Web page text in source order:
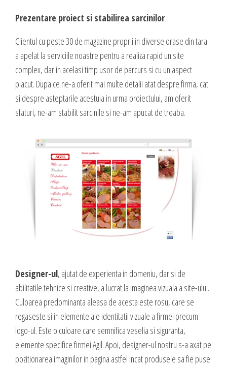
Grafica publicitara
Grafica pentru print
Fotografie digitala
Prezentare proiect si stabilirea sarcinilor
Clientul cu peste 30 de magazine proprii in diverse orase din tara
a apelat la serviciile noastre pentru a realiza rapid un site
complex, dar in acelasi timp usor de parcurs si cu un aspect
placut. Dupa ce ne-a oferit mai multe detalii atat despre firma, cat
si despre asteptarile acestuia in urma proiectului, am oferit
sfaturi, ne-am stabilit sarcinile si ne-am apucat de treaba.
Designer-ul, ajutat de experienta in domeniu, dar si de
abilitatile tehnice si creative, a lucrat la imaginea vizuala a site-ului.
Culoarea predominanta aleasa de acesta este rosu, care se
regaseste si in elemente ale identitatii vizuale a firmei precum
logo-ul. Este o culoare care semnifica veselia si siguranta,
elemente specifice firmei Agil. Apoi, designer-ul nostru s-a axat pe
pozitionarea imaginilor in pagina astfel incat produsele sa fie puse